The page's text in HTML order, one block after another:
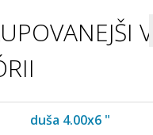
V
duša 4.00x6 "